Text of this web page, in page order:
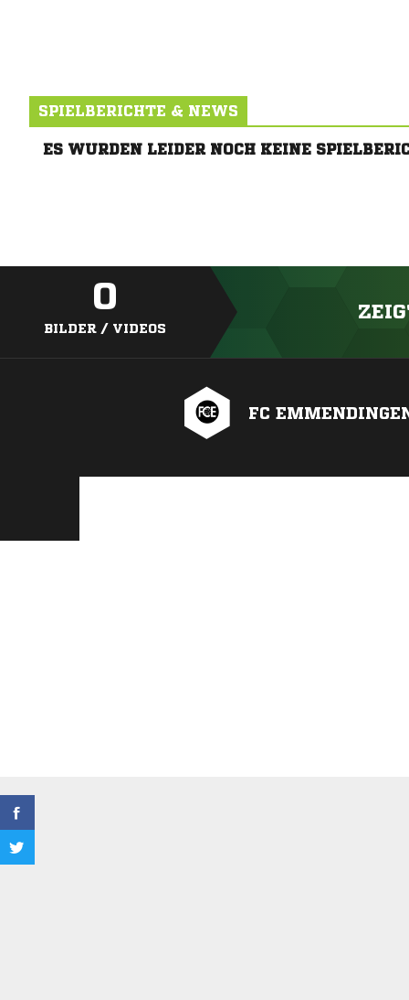
SPIELBERICHTE & NEWS
ES WURDEN LEIDER NOCH KEINE
0
BILDER / VIDEOS
FC